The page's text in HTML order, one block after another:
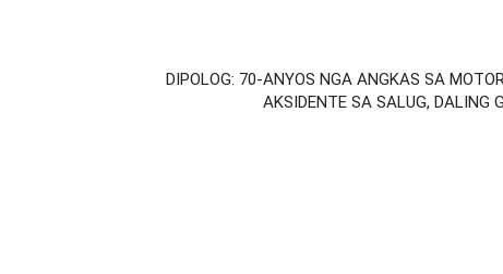
DIPOLOG: 70-ANYOS NGA ANGKAS SA
AKSIDENTE SA SALUG, DALING